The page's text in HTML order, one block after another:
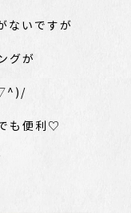
ないですが
グが
も便利♡